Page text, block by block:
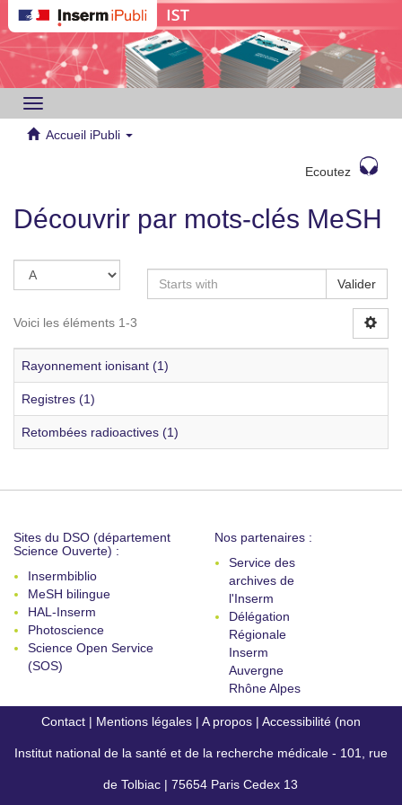
Toggle
navigation
Accueil iPubli
Ecoutez
Découvrir par mots-clés MeSH
Valider
Voici les éléments 1-3
Rayonnement ionisant (1)
Registres (1)
Retombées radioactives (1)
Sites du DSO (département
Science Ouverte) :
Insermbiblio
MeSH bilingue
HAL-Inserm
Photoscience
Science Open Service
(SOS)
Nos partenaires :
Service des
archives de
l'Inserm
Délégation
Régionale
Inserm
Auvergne
Rhône Alpes
Contact | Mentions légales | A propos | Accessibilité (non
conforme)
Institut national de la santé et de la recherche médicale - 101, rue
de Tolbiac | 75654 Paris Cedex 13